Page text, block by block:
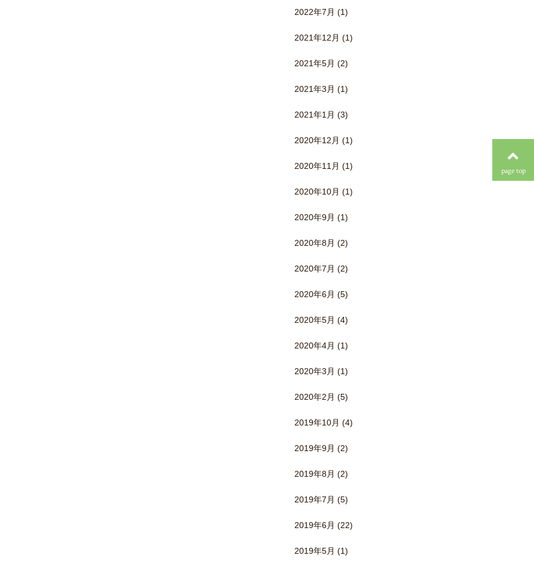
2022年7月 (1)
2021年12月 (1)
2021年5月 (2)
2021年3月 (1)
2021年1月 (3)
2020年12月 (1)
2020年11月 (1)
2020年10月 (1)
2020年9月 (1)
2020年8月 (2)
2020年7月 (2)
2020年6月 (5)
2020年5月 (4)
2020年4月 (1)
2020年3月 (1)
2020年2月 (5)
2019年10月 (4)
2019年9月 (2)
2019年8月 (2)
2019年7月 (5)
2019年6月 (22)
2019年5月 (1)
page top